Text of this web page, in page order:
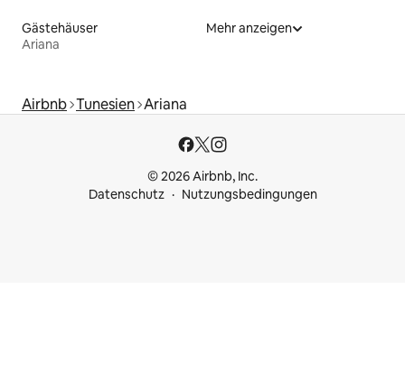
Gästehäuser
Ariana
Mehr anzeigen
Airbnb Tunesien Ariana
© 2026 Airbnb, Inc.
Datenschutz
Nutzungsbedingungen